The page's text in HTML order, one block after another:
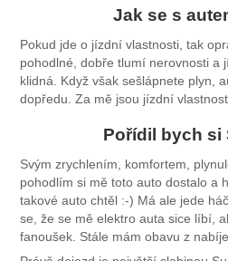
Jak se s
Pokud jde o jízdní vlastnosti, tak
pohodlné, dobře tlumí nerovnosti a
klidná. Když však sešlápnete plyn,
dopředu. Za mě jsou jízdní
Pořídil bych si
Svým zrychlením, komfortem,
pohodlím si mě toto auto dostalo a
takové auto chtěl :-) Má ale jede
se, že se mě elektro auta sice líbí,
fanoušek. Stále mám obavu z